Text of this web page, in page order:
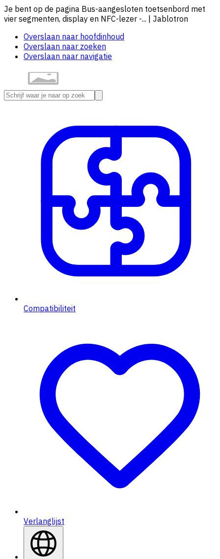
Je bent op de pagina Bus-aangesloten toetsenbord met
vier segmenten, display en NFC-lezer -... | Jablotron
Overslaan naar hoofdinhoud
Overslaan naar zoeken
Overslaan naar navigatie
Compatibiliteit
Verlanglijst